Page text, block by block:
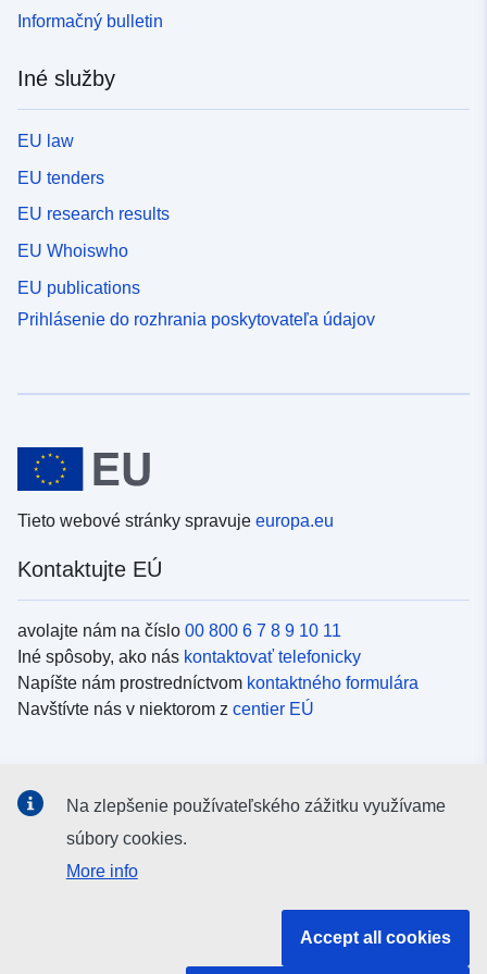
Informačný bulletin
Iné služby
EU law
EU tenders
EU research results
EU Whoiswho
EU publications
Prihlásenie do rozhrania poskytovateľa údajov
Tieto webové stránky spravuje europa.eu
Kontaktujte EÚ
avolajte nám na číslo 00 800 6 7 8 9 10 11
Iné spôsoby, ako nás kontaktovať telefonicky
Napíšte nám prostredníctvom kontaktného formulára
Navštívte nás v niektorom z centier EÚ
Kanály EÚ nasociálnych médiách
Na zlepšenie používateľského zážitku využívame
súbory cookies.
More info
Accept all cookies